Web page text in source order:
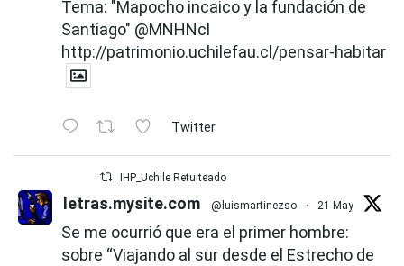
Tema: "Mapocho incaico y la fundación de
Santiago" @MNHNcl
http://patrimonio.uchilefau.cl/pensar-habitar
Twitter
IHP_Uchile Retuiteado
letras.mysite.com @luismartinezso · 21 May
Se me ocurrió que era el primer hombre:
sobre “Viajando al sur desde el Estrecho de